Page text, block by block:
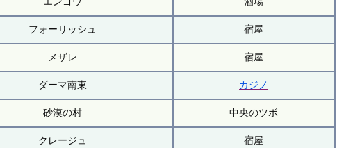
フォーリッシュ 宿屋
メザレ 宿屋
ダーマ南東 カジノ
砂漠の村 中央のツボ
クレージュ 宿屋